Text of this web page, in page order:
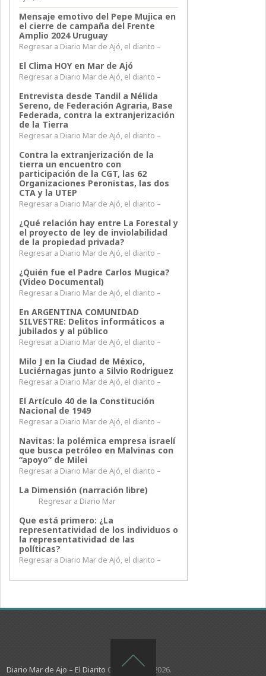
Mensaje emotivo del Pepe Mujica en
el cierre de campaña del Frente
Amplio 2024 Uruguay
Regresar a Diario Mar de Ajó, el diarito –
El Clima HOY en Mar de Ajó
Regresar a Diario Mar de Ajó, el diarito –
Entrevista desde Tandil a Nélida
Sereno, de Federación Agraria, Base
Federada, contra la extranjerización
de la Tierra
Regresar a Diario Mar de Ajó, el diarito –
Contra la extranjerización de la
tierra un encuentro con
participación de la CGT, las 62
Organizaciones Peronistas, las dos
CTA y la UTEP
Regresar a Diario Mar de Ajó, el diarito –
¿Qué relación hay entre La Forestal y
el proyecto de ley de inviolabilidad
de la propiedad privada?
Regresar a Diario Mar de Ajó, el diarito –
¿Quién fue el Padre Carlos Mugica?
(Video Documental)
Regresar a Diario Mar de Ajó, el diarito –
En ARGENTINA COMUNIDAD
SILVESTRE: Delitos informáticos a
jubilados y al público
Regresar a Diario Mar de Ajó, el diarito –
Milo J en la Ciudad de México,
Luciérnagas junto a Silvio Rodriguez
Regresar a Diario Mar de Ajó, el diarito –
El Artículo 40 de la Constitución
Nacional de 1949
Regresar a Diario Mar de Ajó, el diarito –
Navitas: la polémica empresa israelí
que busca petróleo en Malvinas con
“apoyo” de Milei
Regresar a Diario Mar de Ajó, el diarito –
La Dimensión (narración libre)
Regresar a Diario Mar
Que está primero: ¿La
representatividad de los individuos o
la representatividad de las
políticas?
Regresar a Diario Mar de Ajó, el diarito –
Diario Mar de Ajo – El Diarito Copyright © 2026.